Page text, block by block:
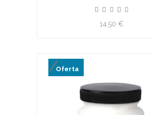
14,50 €
Oferta